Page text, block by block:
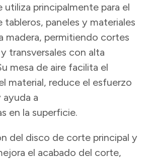
utiliza principalmente para el
paneles y materiales
madera, permitiendo cortes
transversales con alta
mesa de aire facilita el
material, reduce el esfuerzo
a
en la superficie.
del disco de corte principal y
el acabado del corte,